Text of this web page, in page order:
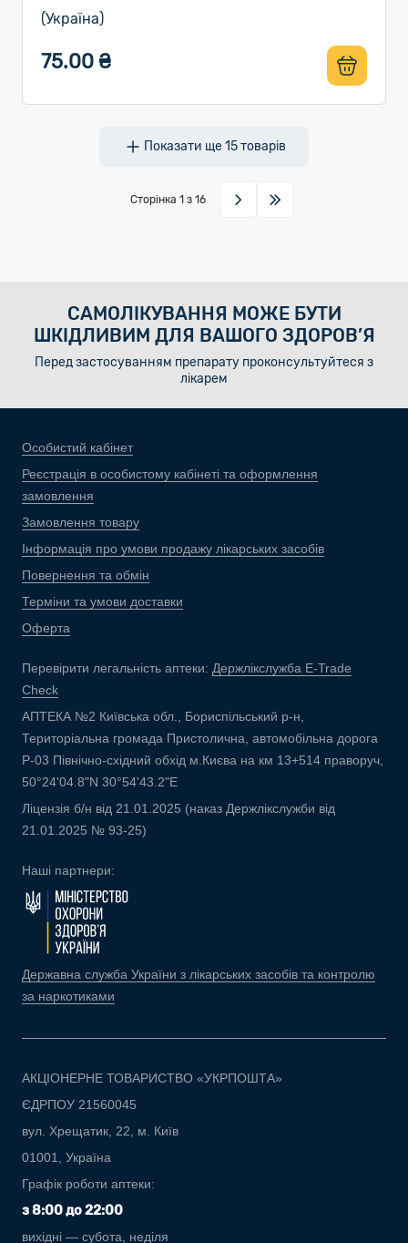
(Україна)
75.00 ₴
Показати ще15товарів
Сторінка 1 з 16
САМОЛІКУВАННЯ МОЖЕ БУТИ
ШКІДЛИВИМ ДЛЯ ВАШОГО ЗДОРОВ’Я
Перед застосуванням препарату проконсультуйтеся з
лікарем
Особистий кабінет
Реєстрація в особистому кабінеті та оформлення
замовлення
Замовлення товару
Інформація про умови продажу лікарських засобів
Повернення та обмін
Терміни та умови доставки
Оферта
Перевірити легальність аптеки: Держлікслужба E-Trade
Check
АПТЕКА №2 Київська обл., Бориспільський р-н,
Територіальна громада Пристолична, автомобільна дорога
Р-03 Північно-східний обхід м.Києва на км 13+514 праворуч,
50°24'04.8"N 30°54'43.2"E
Ліцензія б/н від 21.01.2025 (наказ Держлікслужби від
21.01.2025 № 93-25)
Наші партнери:
Державна служба України з лікарських засобів та контролю
за наркотиками
АКЦІОНЕРНЕ ТОВАРИСТВО «УКРПОШТА»
ЄДРПОУ 21560045
вул. Хрещатик, 22, м. Київ
01001, Україна
Графік роботи аптеки:
з 8:00 до 22:00
вихідні — субота, неділя